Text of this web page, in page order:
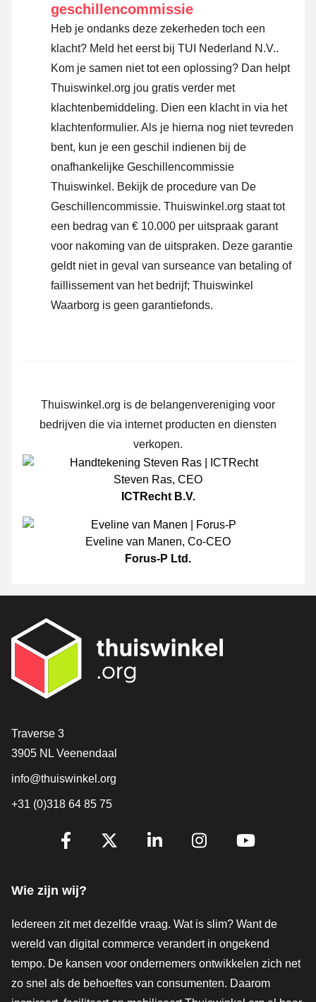
geschillencommissie
Heb je ondanks deze zekerheden toch een
klacht? Meld het eerst bij TUI Nederland N.V..
Kom je samen niet tot een oplossing? Dan helpt
Thuiswinkel.org jou gratis verder met
klachtenbemiddeling. Dien een klacht in via het
klachtenformulier. Als je hierna nog niet tevreden
bent, kun je een geschil indienen bij de
onafhankelijke Geschillencommissie
Thuiswinkel. Bekijk de procedure van De
Geschillencommissie. Thuiswinkel.org staat tot
een bedrag van € 10.000 per uitspraak garant
voor nakoming van de uitspraken. Deze garantie
geldt niet in geval van surseance van betaling of
faillissement van het bedrijf; Thuiswinkel
Waarborg is geen garantiefonds.
Thuiswinkel.org is de belangenvereniging voor
bedrijven die via internet producten en diensten
verkopen.
Steven Ras, CEO
ICTRecht B.V.
Eveline van Manen, Co-CEO
Forus-P Ltd.
Contact
Traverse 3
3905 NL Veenendaal
info@thuiswinkel.org
+31 (0)318 64 85 75
Volg je ons al?
Wie zijn wij?
Iedereen zit met dezelfde vraag. Wat is slim? Want de
wereld van digital commerce verandert in ongekend
tempo. De kansen voor ondernemers ontwikkelen zich net
zo snel als de behoeftes van consumenten. Daarom